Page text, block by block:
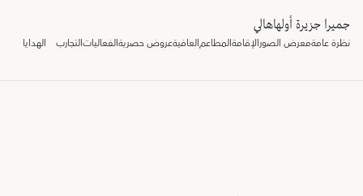
جميرا جزيرة أولهاهالي
نظرة عامةمعرض الصورالإقامةالمطاعمالعافيةعروض حصريةالفعالياتالتجارب الهدايا